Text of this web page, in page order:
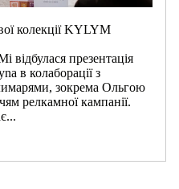
колекції KYLYM
відбулася презентація
в колаборації з
зокрема Ольгою
релкамної кампанії.